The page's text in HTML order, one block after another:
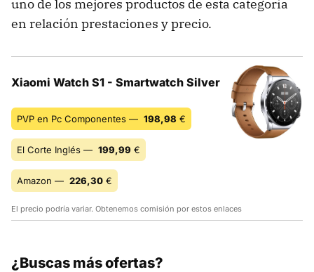
uno de los mejores productos de esta categoría
en relación prestaciones y precio.
Xiaomi Watch S1 - Smartwatch Silver
PVP en Pc Componentes — 198,98 €
El Corte Inglés — 199,99 €
Amazon — 226,30 €
El precio podría variar. Obtenemos comisión por estos enlaces
¿Buscas más ofertas?